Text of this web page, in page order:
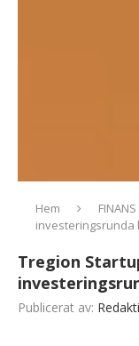
Hem FINANS
investeringsrunda
Tregion
Publicerat av: